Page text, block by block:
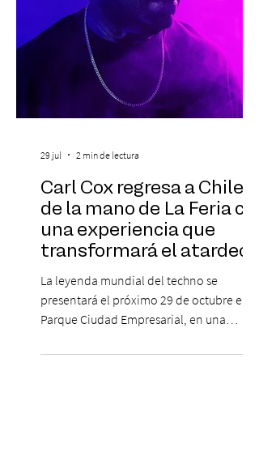
Carl Cox regresa a Chile
de la mano de La Feria con
una experiencia que
transformará el atardecer
del jueves en una
celebración de música
electrónica
La leyenda mundial del techno se
presentará el próximo 29 de octubre en
Parque Ciudad Empresarial, en una
vivir una jornada de música, comunidad y
29 jul 2 min de lectura